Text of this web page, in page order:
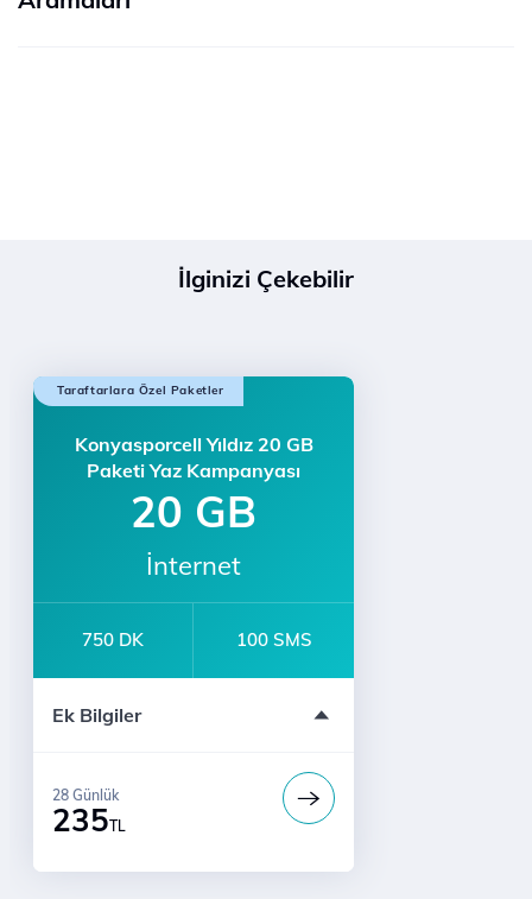
İlginizi Çekebilir
Taraftarlara Özel Paketler
Konyasporcell Yıldız 20 GB
Paketi Yaz Kampanyası
20 GB
İnternet
750 DK 100 SMS
Ek Bilgiler
Sınırsız YaaY
235TL
28 Günlük